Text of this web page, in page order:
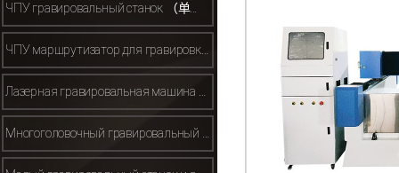
ЧПУ гравировальный станок （单头木工雕刻机）
ЧПУ маршрутизатор для гравировки камня （石材雕刻机）